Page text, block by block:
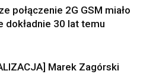
połączenie 2G GSM miało
dokładnie 30 lat temu
Marek Zagórski